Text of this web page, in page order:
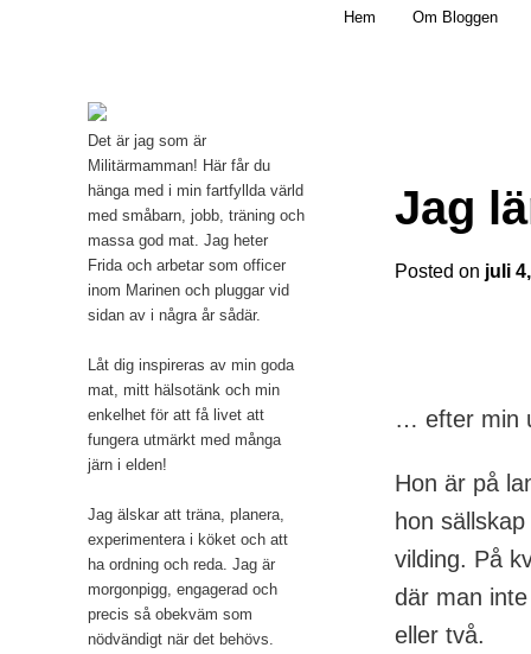
Mamma, militär och märkbart obekväm
Hem Om Bloggen
Jag
Posted on juli
… efter min
Hon är på
hon
vilding. På
där man
eller två.
Det är jag som är
Militärmamman! Här får du
hänga med i min fartfyllda värld
med småbarn, jobb, träning och
massa god mat. Jag heter
Frida och arbetar som officer
inom Marinen och pluggar vid
sidan av i några år sådär.
Låt dig inspireras av min goda
mat, mitt hälsotänk och min
enkelhet för att få livet att
fungera utmärkt med många
järn i elden!
Jag älskar att träna, planera,
experimentera i köket och att
ha ordning och reda. Jag är
morgonpigg, engagerad och
precis så obekväm som
nödvändigt när det behövs.